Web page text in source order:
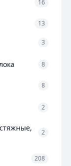
16
13
3
8
8
2
2
208